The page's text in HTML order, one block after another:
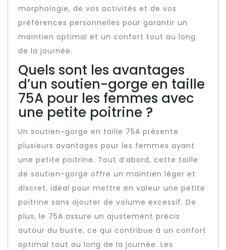
morphologie, de vos activités et de vos
préférences personnelles pour garantir un
maintien optimal et un confort tout au long
de la journée.
Quels sont les avantages
d’un soutien-gorge en taille
75A pour les femmes avec
une petite poitrine ?
Un soutien-gorge en taille 75A présente
plusieurs avantages pour les femmes ayant
une petite poitrine. Tout d’abord, cette taille
de soutien-gorge offre un maintien léger et
discret, idéal pour mettre en valeur une petite
poitrine sans ajouter de volume excessif. De
plus, le 75A assure un ajustement précis
autour du buste, ce qui contribue à un confort
optimal tout au long de la journée. Les